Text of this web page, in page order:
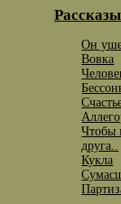
Рассказы
Он
Вовка
Чтобы
друга..
Кукла